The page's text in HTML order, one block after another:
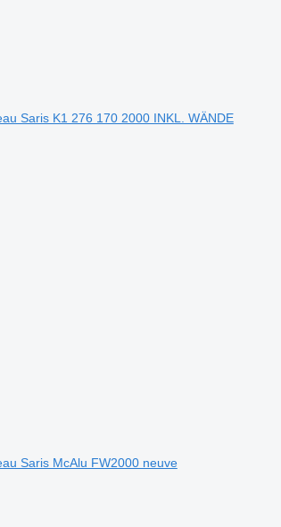
Saris K1 276 170 2000 INKL. WÄNDE
Saris McAlu FW2000 neuve